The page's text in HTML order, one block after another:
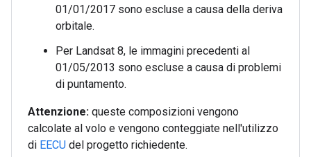
01/01/2017 sono escluse a causa della deriva
orbitale.
Per Landsat 8, le immagini precedenti al
01/05/2013 sono escluse a causa di problemi
di puntamento.
Attenzione: queste composizioni vengono
calcolate al volo e vengono conteggiate nell'utilizzo
di EECU del progetto richiedente.